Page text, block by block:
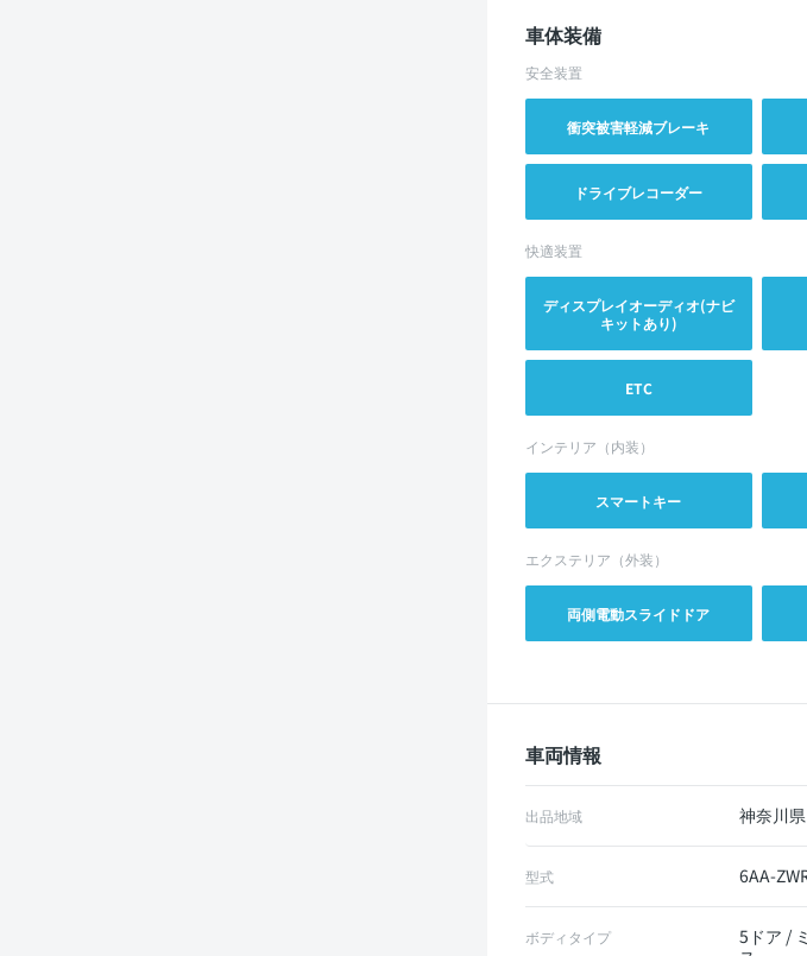
車体装備
安全装置
衝突被害軽減ブレーキ
ドライブレコーダー
快適装置
ディスプレイオーディオ(ナビ
キットあり)
ETC
インテリア（内装）
スマートキー
エクステリア（外装）
両側電動スライドドア
車両情報
出品地域 神奈川県
型式 6AA-
ボディタイプ
5ドア /